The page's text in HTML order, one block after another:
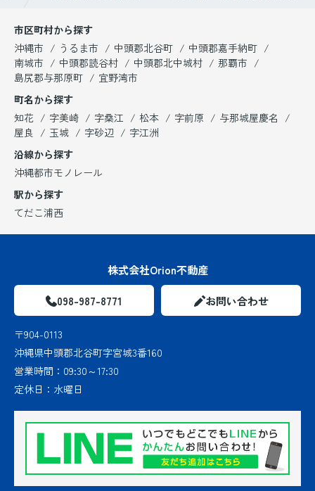
市区町村から探す
沖縄市
うるま市 中頭郡北谷町
中頭郡嘉手納町
南城市
中頭郡読谷村 中頭郡北中城村
那覇市
島尻郡与那原町
宜野湾市
町名から探す
知花
字美崎 字桑江 松本 字前原
与那城屋慶名
屋良
玉城 字砂辺
字江洲
沿線から探す
沖縄都市モノレール
駅から探す
てだこ浦西
株式会社Orion不動産
098-987-8771 お問い合わせ
〒904-0113
沖縄県中頭郡北谷町字宮城3番160
営業時間： 09:30～17:30
定休日： 水曜日